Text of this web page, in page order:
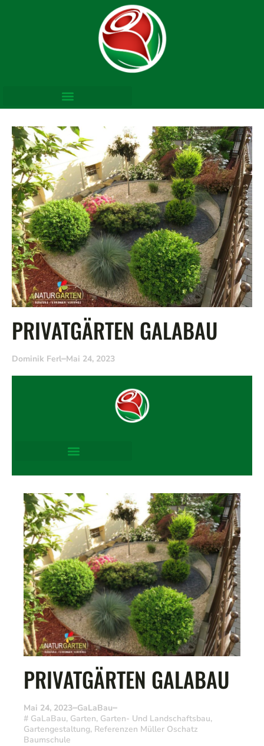
PRIVATGÄRTEN GALABAU
Dominik Ferl Mai 24, 2023
PRIVATGÄRTEN GALABAU
Mai 24, 2023 GaLaBau
# GaLaBau, Garten, Garten- Und Landschaftsbau,
Gartengestaltung, Referenzen Müller Oschatz
Baumschule